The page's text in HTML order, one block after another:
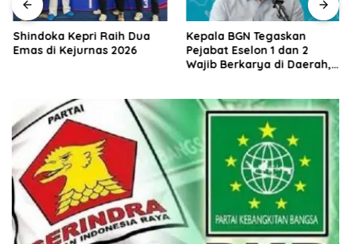
Shindoka Kepri Raih Dua
Emas di Kejurnas 2026
Kepala BGN Tegaskan
Pejabat Eselon 1 dan 2
Wajib Berkarya di Daerah,